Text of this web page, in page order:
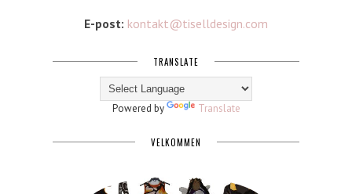
E-post: kontakt@tiselldesign.com
TRANSLATE
Powered by Translate
VELKOMMEN